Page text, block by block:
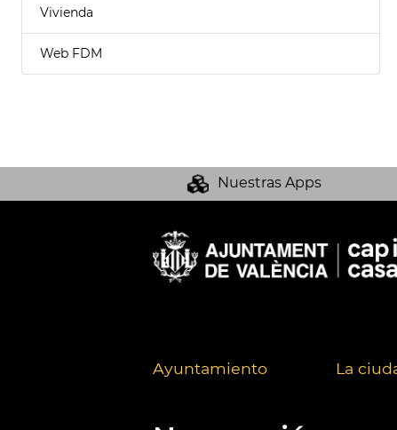
Vivienda
Web FDM
Nuestras Apps
Ayuntamiento La